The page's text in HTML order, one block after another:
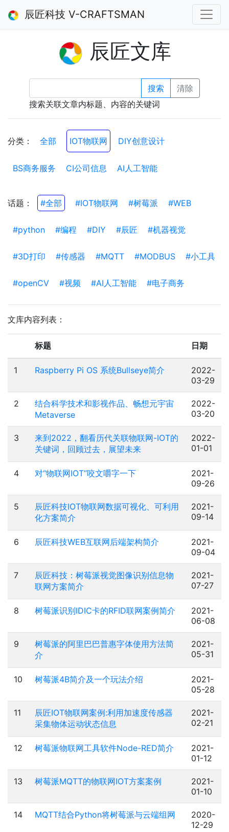
辰匠科技 V-CRAFTSMAN
辰匠文库
搜索
清除
搜索关联文章内标题、内容的关键词
分类： 全部 IOT物联网 DIY创意设计
BS商务服务 CI公司信息 AI人工智能
话题： #全部 #IOT物联网 #树莓派 #WEB
#python #编程 #DIY #辰匠 #机器视觉
#3D打印 #传感器 #MQTT #MODBUS #小工具
#openCV #视频 #AI人工智能 #电子商务
文库内容列表：
标题 日期
1 Raspberry Pi OS 系统Bullseye简介
2022-
03-29
2
结合科学技术和影视作品、畅想元宇宙
Metaverse
2022-
03-20
3
来到2022，翻看历代关联物联网-IOT的
关键词，回顾过去，展望未来
2022-
01-01
4 对“物联网IOT”咬文嚼字一下
2021-
09-26
5
辰匠科技IOT物联网数据可视化、可利用
化方案简介
2021-
09-14
6 辰匠科技WEB互联网后端架构简介
2021-
09-04
7
辰匠科技：树莓派视觉图像识别信息物
联网方案简介
2021-
07-27
8 树莓派识别IDIC卡的RFID联网案例简介
2021-
06-08
9
树莓派的阿⾥巴巴普惠字体使用方法简
介
2021-
05-31
10 树莓派4B简介及一个玩法介绍
2021-
05-28
11
辰匠IOT物联网案例:利用加速度传感器
采集物体运动状态信息
2021-
02-21
12 树莓派物联网工具软件Node-RED简介
2021-
01-12
13 树莓派MQTT的物联网IOT方案案例
2021-
01-10
14 MQTT结合Python将树莓派与云端组网
2020-
12-29